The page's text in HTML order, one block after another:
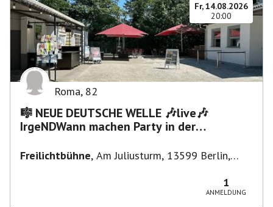
Fr, 14.08.2026
20:00
Roma, 82
🎼 NEUE DEUTSCHE WELLE 🎶live🎶
IrgeNDWann machen Party in der
Freilichtbühne, Am Juliusturm, 13599 Berlin,
1
ANMELDUNG